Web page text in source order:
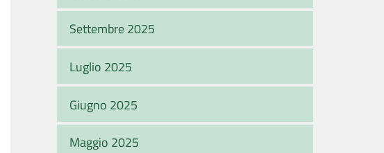
Settembre 2025
Luglio 2025
Giugno 2025
Maggio 2025